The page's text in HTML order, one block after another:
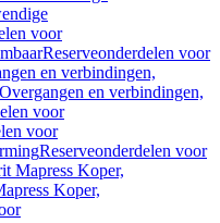
voor
Reserveonderdelen voor
en verbindingen,
en verbindingen,
voor
voor
Reserveonderdelen voor
Mapress Koper,
Koper,